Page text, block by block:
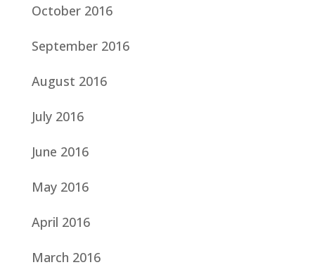
October 2016
September 2016
August 2016
July 2016
June 2016
May 2016
April 2016
March 2016